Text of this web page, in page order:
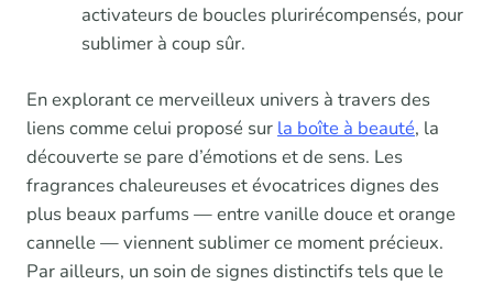
activateurs de boucles plurirécompensés, pour
sublimer à coup sûr.
En explorant ce merveilleux univers à travers des
liens comme celui proposé sur la boîte à beauté, la
découverte se pare d’émotions et de sens. Les
fragrances chaleureuses et évocatrices dignes des
plus beaux parfums — entre vanille douce et orange
cannelle — viennent sublimer ce moment précieux.
Par ailleurs, un soin de signes distinctifs tels que le